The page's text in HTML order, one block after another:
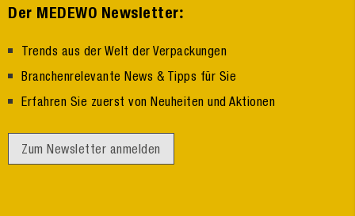
Der MEDEWO Newsletter:
Trends aus der Welt der Verpackungen
Branchenrelevante News & Tipps für Sie
Erfahren Sie zuerst von Neuheiten und Aktionen
Zum Newsletter anmelden